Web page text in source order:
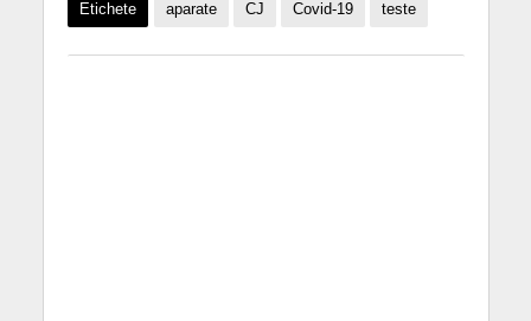
Etichete aparate CJ Covid-19 teste